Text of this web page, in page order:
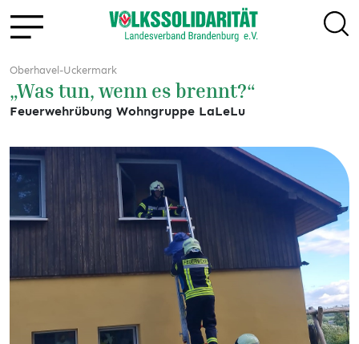
Oberhavel-Uckermark
„Was tun, wenn es brennt?“
Feuerwehrübung Wohngruppe LaLeLu